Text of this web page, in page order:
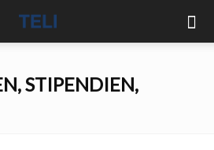
STIPENDIEN,